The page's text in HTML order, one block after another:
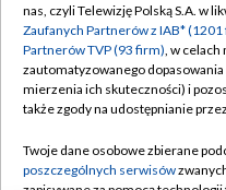
Emisja w TVP
Centrum informacji TVP
Naziemna Telewizja
Rada Programowa
nas, czyli Telewizję Polską S.A. w
Zaufanych Partnerów z IAB*
Partnerów TVP (93 firm), w
zautomatyzowanego
mierzenia ich skuteczności) i
także zgody na udostępnianie
Twoje dane osobowe zbierane
poszczególnych serwisów